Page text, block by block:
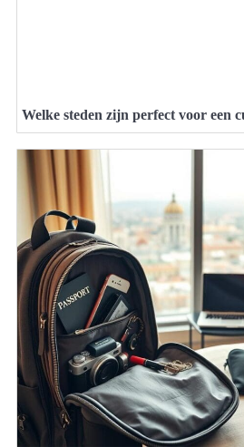
Welke steden zijn perfect voor een